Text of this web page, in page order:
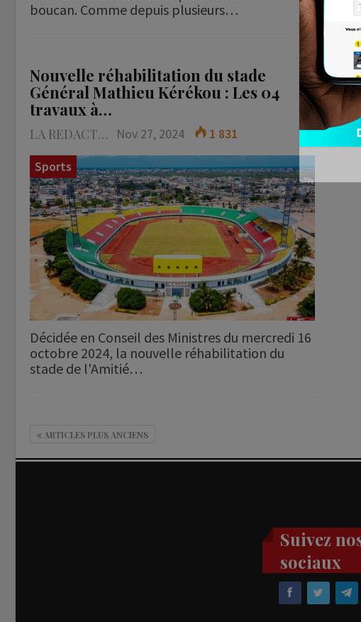
boucan. Comme depuis plusieurs…
Nouvelle réhabilitation du stade
Général Mathieu Kérékou : Les 04
travaux à…
LA REDACTION Nov 27, 2024
1 831
Sports
Décidée en Conseil des Ministres du mercredi 16
octobre 2024, la nouvelle réhabilitation du
stade de l'Amitié…
ARTICLES PLUS ANCIENS
Suivez
sociaux